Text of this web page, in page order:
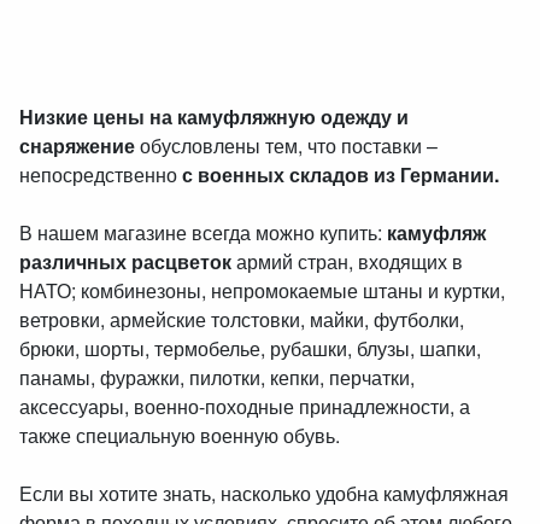
Низкие цены на камуфляжную одежду и
снаряжениеобусловлены тем, что поставки –
непосредственнос военных складов из Германии.
В нашем магазине всегда можно купить: камуфляж
различных расцветокармий стран, входящих в
НАТО; комбинезоны, непромокаемые штаны и куртки,
ветровки, армейские толстовки, майки, футболки,
брюки, шорты, термобелье, рубашки, блузы, шапки,
панамы, фуражки, пилотки, кепки, перчатки,
аксессуары, военно-походные принадлежности, а
также специальную военную обувь.
Если вы хотите знать, насколько удобна камуфляжная